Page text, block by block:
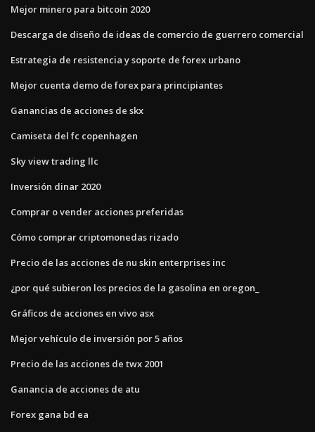
Mejor minero para bitcoin 2020
Descarga de diseño de ideas de comercio de guerrero comercial
Estrategia de resistencia y soporte de forex urbano
Mejor cuenta demo de forex para principiantes
Ganancias de acciones de skx
Camiseta del fc copenhagen
Sky view trading llc
Inversión dinar 2020
Comprar o vender acciones preferidas
Cómo comprar criptomonedas rizado
Precio de las acciones de nu skin enterprises inc
¿por qué subieron los precios de la gasolina en oregon_
Gráficos de acciones en vivo asx
Mejor vehículo de inversión por 5 años
Precio de las acciones de twx 2001
Ganancia de acciones de atu
Forex gana bd ea